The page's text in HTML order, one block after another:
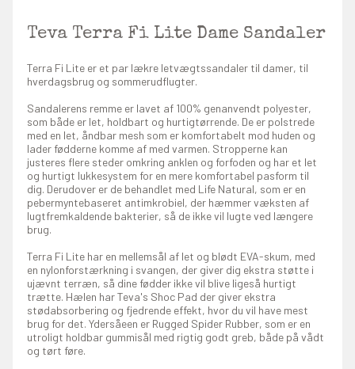
Teva Terra Fi Lite Dame Sandaler
Terra Fi Lite er et par lækre letvægtssandaler til damer, til
hverdagsbrug og sommerudflugter.
Sandalerens remme er lavet af 100% genanvendt polyester,
som både er let, holdbart og hurtigtørrende. De er polstrede
med en let, åndbar mesh som er komfortabelt mod huden og
lader fødderne komme af med varmen. Stropperne kan
justeres flere steder omkring anklen og forfoden og har et let
og hurtigt lukkesystem for en mere komfortabel pasform til
dig. Derudover er de behandlet med Life Natural, som er en
pebermyntebaseret antimkrobiel, der hæmmer væksten af
lugtfremkaldende bakterier, så de ikke vil lugte ved længere
brug.
Terra Fi Lite har en mellemsål af let og blødt EVA-skum, med
en nylonforstærkning i svangen, der giver dig ekstra støtte i
ujævnt terræn, så dine fødder ikke vil blive ligeså hurtigt
trætte. Hælen har Teva's Shoc Pad der giver ekstra
stødabsorbering og fjedrende effekt, hvor du vil have mest
brug for det. Ydersåeen er Rugged Spider Rubber, som er en
utroligt holdbar gummisål med rigtig godt greb, både på vådt
og tørt føre.